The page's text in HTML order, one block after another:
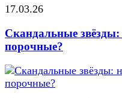
17.03.26
Скандальные
порочные?